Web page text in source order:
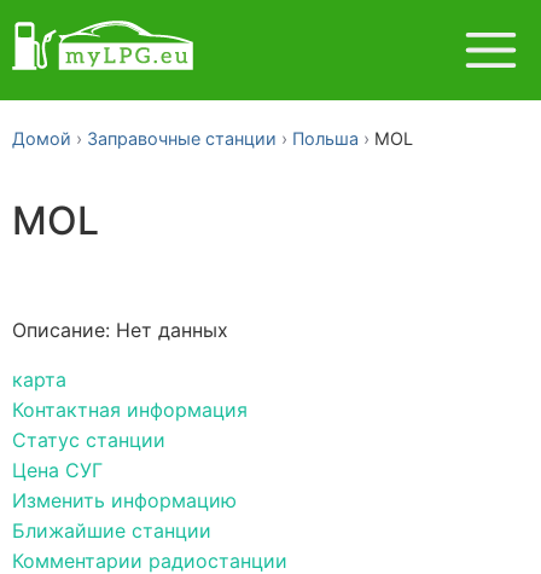
Домой Заправочные станции Польша MOL
MOL
Описание: Нет данных
карта
Контактная информация
Статус станции
Цена СУГ
Изменить информацию
Ближайшие станции
Комментарии радиостанции